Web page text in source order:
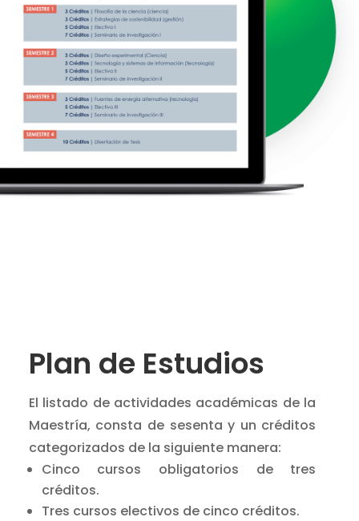
Plan de Estudios
El listado de actividades académicas de la
Maestría, consta de sesenta y un créditos
categorizados de la siguiente manera:
Cinco cursos obligatorios de tres
créditos.
Tres cursos electivos de cinco créditos.